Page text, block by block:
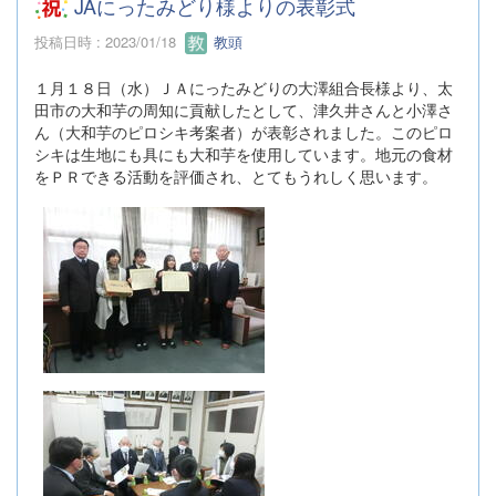
JAにったみどり様よりの表彰式
投稿日時 : 2023/01/18 教頭
１月１８日（水）ＪＡにったみどりの大澤組合長様より、太
田市の大和芋の周知に貢献したとして、津久井さんと小澤さ
ん（大和芋のピロシキ考案者）が表彰されました。このピロ
シキは生地にも具にも大和芋を使用しています。地元の食材
をＰＲできる活動を評価され、とてもうれしく思います。